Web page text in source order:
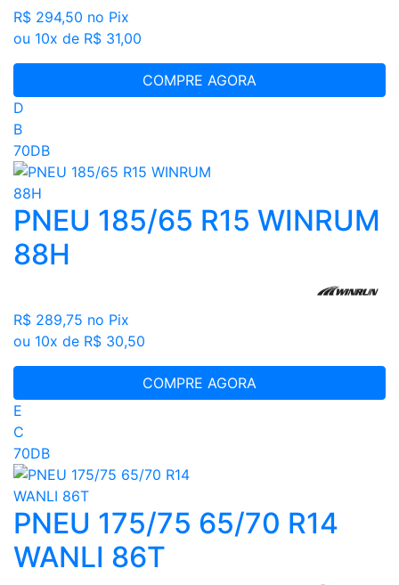
R$ 294,50 no Pix
ou 10x de R$ 31,00
COMPRE AGORA
D
B
70DB
PNEU 185/65 R15 WINRUM
88H
R$ 289,75 no Pix
ou 10x de R$ 30,50
COMPRE AGORA
E
C
70DB
PNEU 175/75 65/70 R14
WANLI 86T